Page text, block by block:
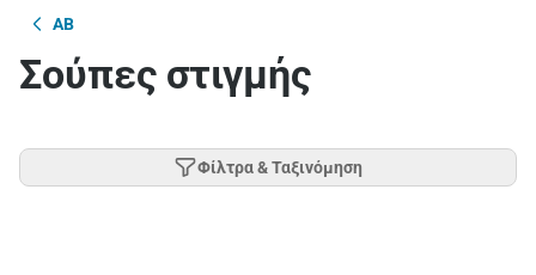
AB
Σούπες στιγμής
Φίλτρα & Ταξινόμηση